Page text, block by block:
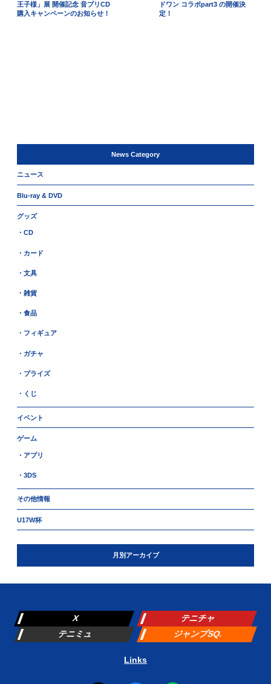
王子様」展 開催記念 音プリCD
購入キャンペーンのお知らせ！
ドワン コラボpart3 の開催決
定！
News Category
ニュース
Blu-ray & DVD
グッズ
・CD
・カード
・文具
・雑貨
・食品
・フィギュア
・ガチャ
・プライズ
・くじ
イベント
ゲーム
・アプリ
・3DS
その他情報
U17W杯
月別アーカイブ
X
テニチャ
テニミュ
ジャンプSQ.
Links